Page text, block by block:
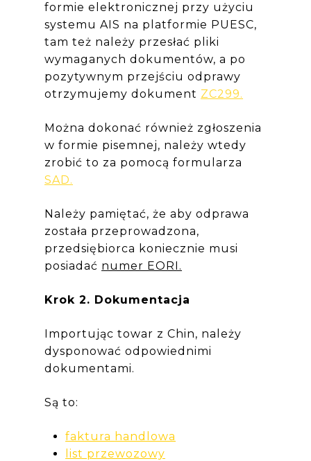
formie elektronicznej przy użyciu
systemu AIS na platformie PUESC,
tam też należy przesłać pliki
wymaganych dokumentów, a po
pozytywnym przejściu odprawy
otrzymujemy dokument ZC299.
Można dokonać również zgłoszenia
w formie pisemnej, należy wtedy
zrobić to za pomocą formularza
SAD.
Należy pamiętać, że aby odprawa
została przeprowadzona,
przedsiębiorca koniecznie musi
posiadać numer EORI.
Krok 2. Dokumentacja
Importując towar z Chin, należy
dysponować odpowiednimi
dokumentami.
Są to:
faktura handlowa
list przewozowy